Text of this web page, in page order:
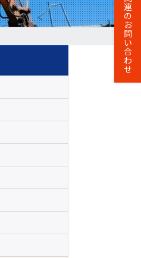
連
の
お
問
い
合
わ
せ